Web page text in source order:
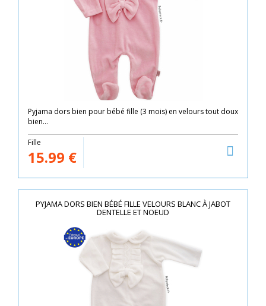
Pyjama dors bien pour bébé fille (3 mois) en velours tout doux
bien...
Fille
15.99 €
PYJAMA DORS BIEN BÉBÉ FILLE VELOURS BLANC À JABOT
DENTELLE ET NOEUD